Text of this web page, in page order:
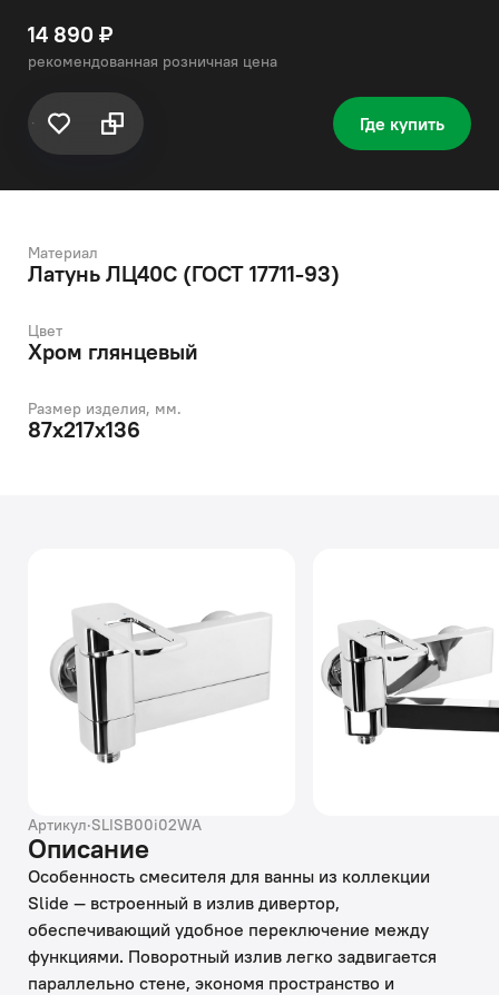
14 890 ₽
рекомендованная розничная цена
Где купить
Материал
Латунь ЛЦ40C (ГОСТ 17711-93)
Цвет
Хром глянцевый
Размер изделия, мм.
87x217x136
Артикул·SLISB00i02WA
Описание
Особенность смесителя для ванны из коллекции
Slide — встроенный в излив дивертор,
обеспечивающий удобное переключение между
функциями. Поворотный излив легко задвигается
параллельно стене, экономя пространство и